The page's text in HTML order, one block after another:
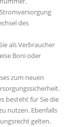
des
als Verbraucher
Boni oder
zum neuen
besteht für Sie die
nutzen. Ebenfalls
gelten.